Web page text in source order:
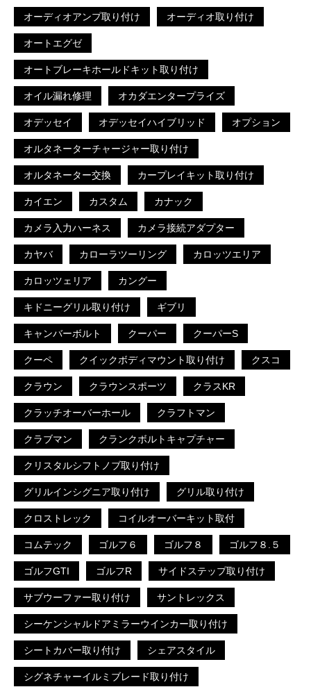
オーディオアンプ取り付け オーディオ取り付け
オートエグゼ
オートブレーキホールドキット取り付け
オイル漏れ修理 オカダエンタープライズ
オデッセイ オデッセイハイブリッド オプション
オルタネーターチャージャー取り付け
オルタネーター交換 カープレイキット取り付け
カイエン カスタム カナック
カメラ入力ハーネス カメラ接続アダプター
カヤバ カローラツーリング カロッツエリア
カロッツェリア カングー
キドニーグリル取り付け ギブリ
キャンバーボルト クーパー クーパーS
クーペ クイックボディマウント取り付け クスコ
クラウン クラウンスポーツ クラスKR
クラッチオーバーホール クラフトマン
クラブマン クランクボルトキャプチャー
クリスタルシフトノブ取り付け
グリルインシグニア取り付け グリル取り付け
クロストレック コイルオーバーキット取付
コムテック ゴルフ６ ゴルフ８ ゴルフ８.５
ゴルフGTI ゴルフR サイドステップ取り付け
サブウーファー取り付け サントレックス
シーケンシャルドアミラーウインカー取り付け
シートカバー取り付け シェアスタイル
シグネチャーイルミブレード取り付け